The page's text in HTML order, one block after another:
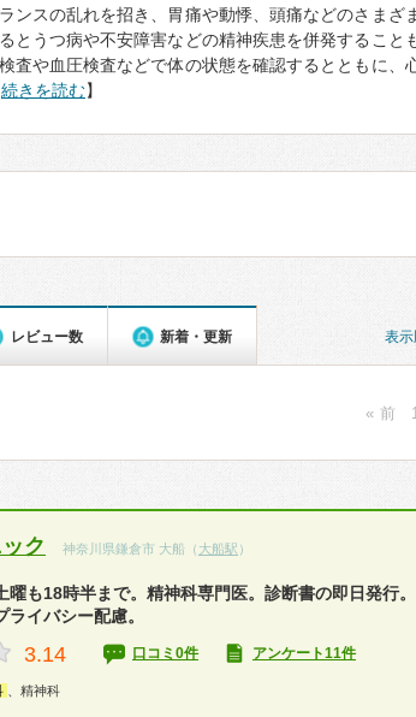
ンスの乱れを招き、胃痛や動悸、頭痛などのさまざ
とうつ病や不安障害などの精神疾患を併発すること
査や血圧検査などで体の状態を確認するとともに、
続きを読む】
表
レビュー数 新着・更新
« 前 1
ク 神奈川県鎌倉市 大船（ 大船駅 ）
曜も18時半まで。精神科専門医。診断書の即日発行
イバシー配慮。
3.14 口コミ0件 アンケート11件
、精神科